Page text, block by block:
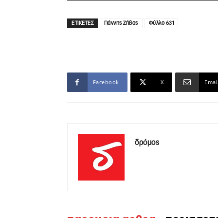
ΕΤΙΚΕΤΕΣ Γιάννης Ζήβας Φύλλο 631
Facebook X Email
δρόμος